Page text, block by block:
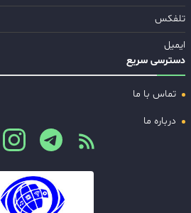
تلفکس
ایمیل
دسترسی سریع
تماس با ما
درباره ما